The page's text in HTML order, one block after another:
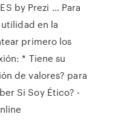
by Prezi ... Para
en la
primero los
* Tiene su
de valores? para
Si Soy Ético? -